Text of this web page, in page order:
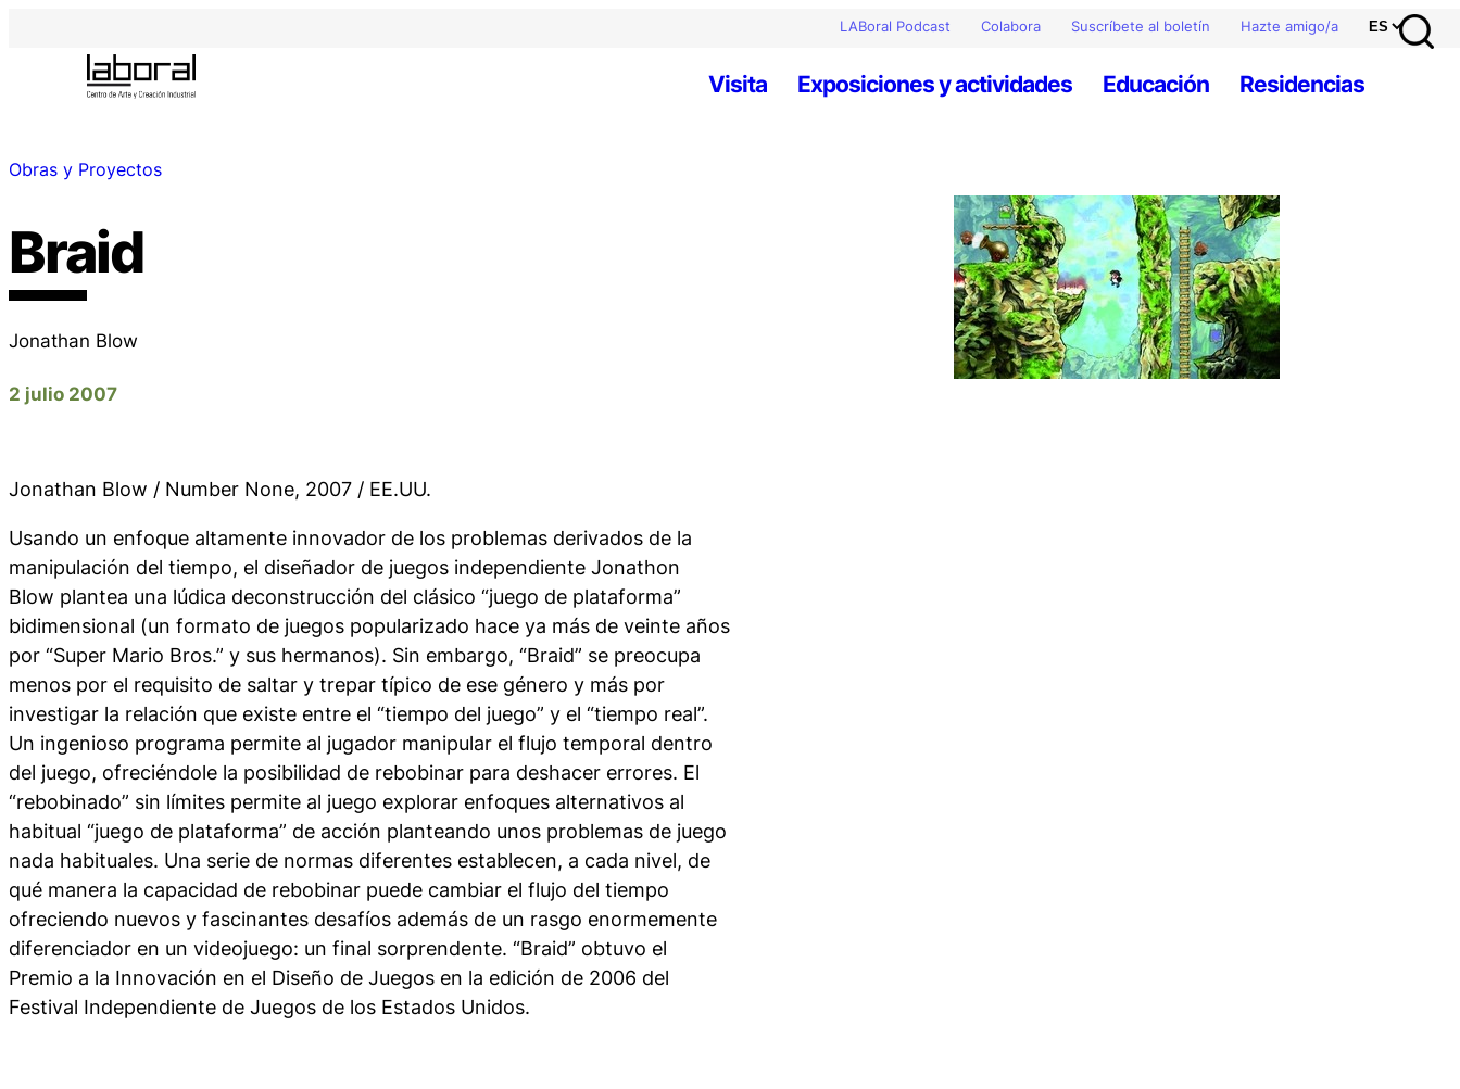
LABoral Podcast Colabora Suscríbete al boletín Hazte amigo/a
Visita Exposiciones y actividades Educación Residencias
Obras y Proyectos
Braid
Jonathan Blow
2 julio 2007
Jonathan Blow / Number None, 2007 / EE.UU.
Usando un enfoque altamente innovador de los problemas derivados de la
manipulación del tiempo, el diseñador de juegos independiente Jonathon
Blow plantea una lúdica deconstrucción del clásico “juego de plataforma”
bidimensional (un formato de juegos popularizado hace ya más de veinte años
por “Super Mario Bros.” y sus hermanos). Sin embargo, “Braid” se preocupa
menos por el requisito de saltar y trepar típico de ese género y más por
investigar la relación que existe entre el “tiempo del juego” y el “tiempo real”.
Un ingenioso programa permite al jugador manipular el flujo temporal dentro
del juego, ofreciéndole la posibilidad de rebobinar para deshacer errores. El
“rebobinado” sin límites permite al juego explorar enfoques alternativos al
habitual “juego de plataforma” de acción planteando unos problemas de juego
nada habituales. Una serie de normas diferentes establecen, a cada nivel, de
qué manera la capacidad de rebobinar puede cambiar el flujo del tiempo
ofreciendo nuevos y fascinantes desafíos además de un rasgo enormemente
diferenciador en un videojuego: un final sorprendente. “Braid” obtuvo el
Premio a la Innovación en el Diseño de Juegos en la edición de 2006 del
Festival Independiente de Juegos de los Estados Unidos.